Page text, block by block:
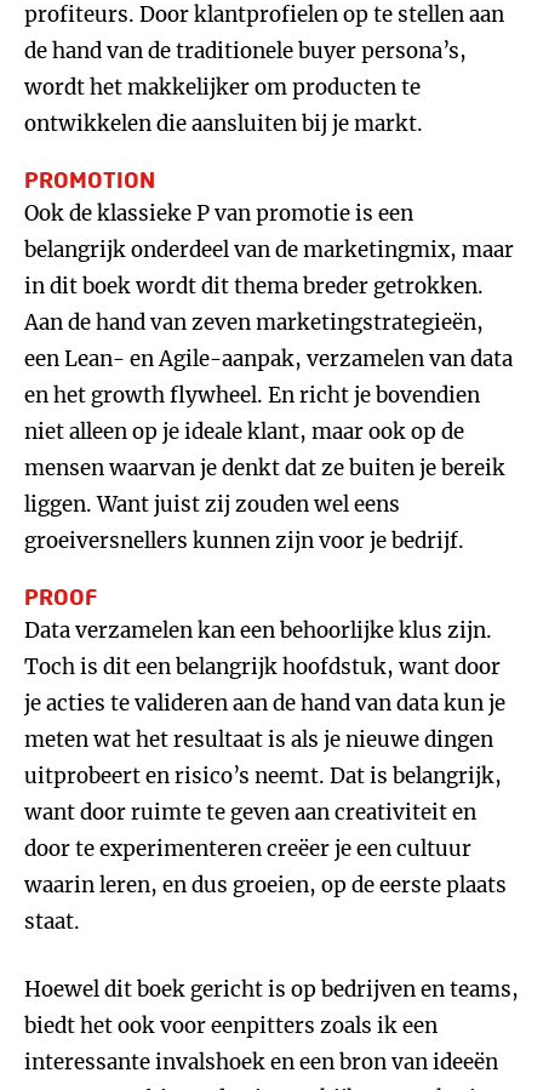
profiteurs. Door klantprofielen op te stellen aan
de hand van de traditionele buyer persona’s,
wordt het makkelijker om producten te
ontwikkelen die aansluiten bij je markt.
PROMOTION
Ook de klassieke P van promotie is een
belangrijk onderdeel van de marketingmix, maar
in dit boek wordt dit thema breder getrokken.
Aan de hand van zeven marketingstrategieën,
een Lean- en Agile-aanpak, verzamelen van data
en het growth flywheel. En richt je bovendien
niet alleen op je ideale klant, maar ook op de
mensen waarvan je denkt dat ze buiten je bereik
liggen. Want juist zij zouden wel eens
groeiversnellers kunnen zijn voor je bedrijf.
PROOF
Data verzamelen kan een behoorlijke klus zijn.
Toch is dit een belangrijk hoofdstuk, want door
je acties te valideren aan de hand van data kun je
meten wat het resultaat is als je nieuwe dingen
uitprobeert en risico’s neemt. Dat is belangrijk,
want door ruimte te geven aan creativiteit en
door te experimenteren creëer je een cultuur
waarin leren, en dus groeien, op de eerste plaats
staat.
Hoewel dit boek gericht is op bedrijven en teams,
biedt het ook voor eenpitters zoals ik een
interessante invalshoek en een bron van ideeën